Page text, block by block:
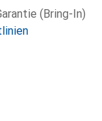
(Bring-In)